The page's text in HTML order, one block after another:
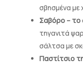
σβησμένα με
Σαβόρο – το
τηγανιτά
σάλτσα με
Παστίτσιο